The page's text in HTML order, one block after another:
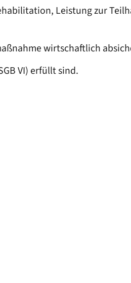
Leistung zur
wirtschaftlich
VI) erfüllt sind.